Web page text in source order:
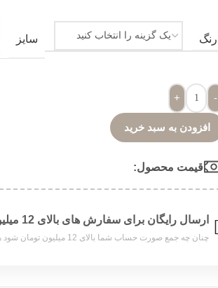
رنگ سایز
-
+
افزودن به سبد خرید
قیمت محصول:​
ارسال رایگان برای سفارش های بالای 12 میلیون تومان
چنان چه جمع صورت حساب شما بالای 12 میلیون تومان شود هزینه پست برای شما به صورت رایگان محاسبه خواهد شد.